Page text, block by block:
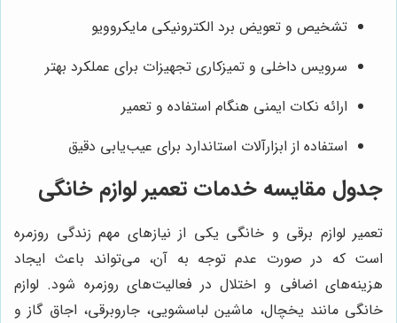
تشخیص و تعویض برد الکترونیکی مایکروویو
سرویس داخلی و تمیزکاری تجهیزات برای عملکرد بهتر
ارائه نکات ایمنی هنگام استفاده و تعمیر
استفاده از ابزارآلات استاندارد برای عیب‌یابی دقیق
جدول مقایسه خدمات تعمیر لوازم خانگی
تعمیر لوازم برقی و خانگی یکی از نیازهای مهم زندگی روزمره
است که در صورت عدم توجه به آن، می‌تواند باعث ایجاد
هزینه‌های اضافی و اختلال در فعالیت‌های روزمره شود. لوازم
خانگی مانند یخچال، ماشین لباسشویی، جاروبرقی، اجاق گاز و